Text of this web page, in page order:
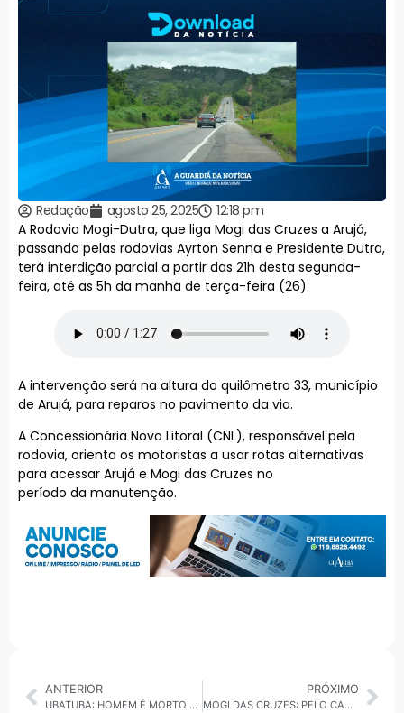
Redação agosto 25, 2025
12:18 pm
A Rodovia Mogi-Dutra, que liga Mogi das Cruzes a Arujá,
passando pelas rodovias Ayrton Senna e Presidente Dutra,
terá interdição parcial a partir das 21h desta segunda-
feira, até as 5h da manhã de terça-feira (26).
A intervenção será na altura do quilômetro 33, município
de Arujá, para reparos no pavimento da via.
A Concessionária Novo Litoral (CNL), responsável pela
rodovia, orienta os motoristas a usar rotas alternativas
para acessar Arujá e Mogi das Cruzes no
período da manutenção.
ANTERIOR
UBATUBA: HOMEM É MORTO POR ENGANO A TIROS NA PORTARIA DO CONDOMÍNIO ITAMAMBUCA
PRÓXIMO
MOGI DAS CRUZES: PELO CAMPEONATO PAULISTA, MOGI BASQUETE É SUPERADO PELO RIO CLARO FORA DE CASA